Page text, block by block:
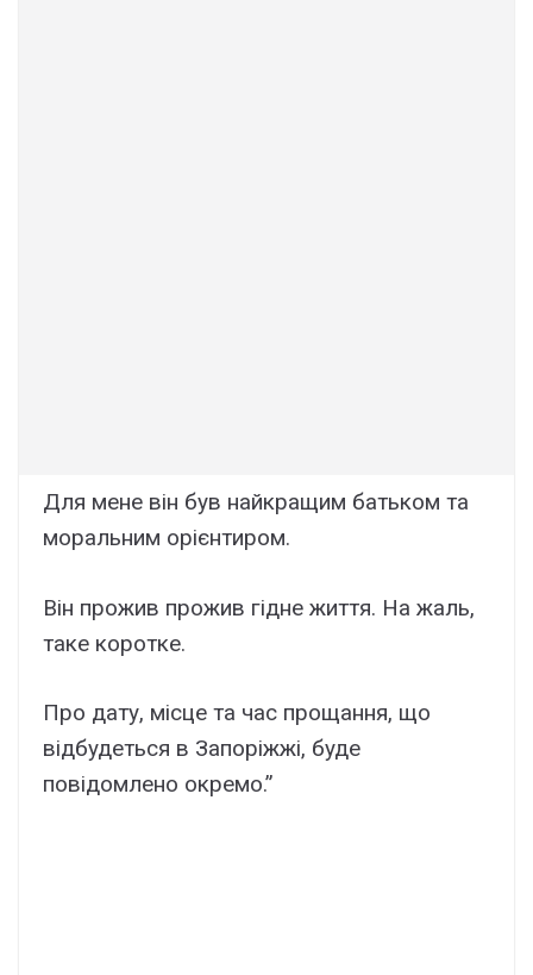
Для мене він був найкращим батьком та
моральним орієнтиром.
Він прожив прожив гідне життя. На жаль,
таке коротке.
Про дату, місце та час прощання, що
відбудеться в Запоріжжі, буде
повідомлено окремо.”